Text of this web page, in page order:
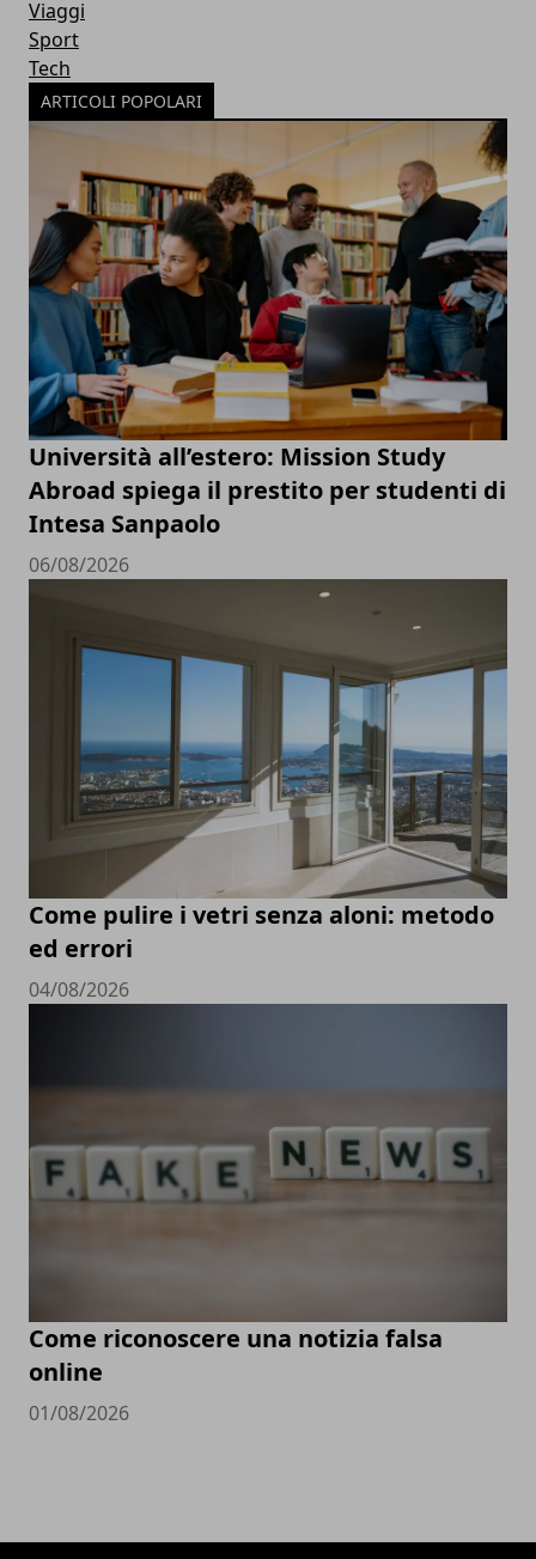
Viaggi
Sport
Tech
ARTICOLI POPOLARI
Università all’estero: Mission Study
Abroad spiega il prestito per studenti di
Intesa Sanpaolo
06/08/2026
Come pulire i vetri senza aloni: metodo
ed errori
04/08/2026
Come riconoscere una notizia falsa
online
01/08/2026